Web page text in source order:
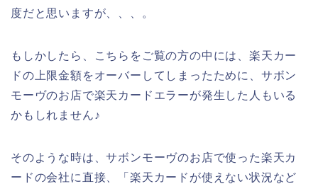
度だと思いますが、、、。
もしかしたら、こちらをご覧の方の中には、楽天カー
ドの上限金額をオーバーしてしまったために、サボン
モーヴのお店で楽天カードエラーが発生した人もいる
かもしれません♪
そのような時は、サボンモーヴのお店で使った楽天カ
ードの会社に直接、「楽天カードが使えない状況など